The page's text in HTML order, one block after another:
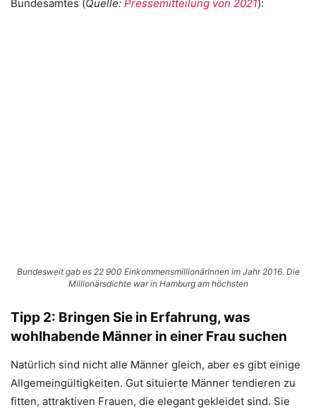
Bundesamtes (Quelle: Pressemitteilung von 2021):
Bundesweit gab es 22 900 EinkommensmillionärInnen im Jahr 2016. Die
Millionärsdichte war in Hamburg am höchsten
Tipp 2: Bringen Sie in Erfahrung, was
wohlhabende Männer in einer Frau suchen
Natürlich sind nicht alle Männer gleich, aber es gibt einige
Allgemeingültigkeiten. Gut situierte Männer tendieren zu
fitten, attraktiven Frauen, die elegant gekleidet sind. Sie